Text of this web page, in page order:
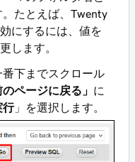
たとえば、Twenty
にするには、値を
します。
下までスクロール
ページに戻る」 に
行」を選択します。